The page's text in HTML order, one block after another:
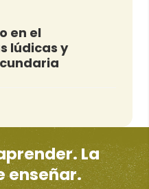
en el
lúdicas y
La
enseñar.